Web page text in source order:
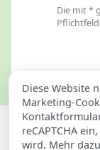
Die mit *
Diese Website
Marketing-
reCAPTCHA
wird. Mehr